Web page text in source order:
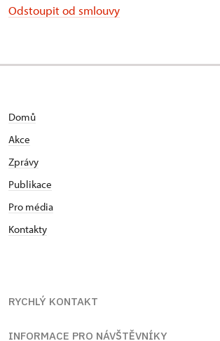
Odstoupit od smlouvy
Domů
Akce
Zprávy
Publikace
Pro média
Kontakty
RYCHLÝ KONTAKT
INFORMACE PRO NÁVŠTĚVNÍKY